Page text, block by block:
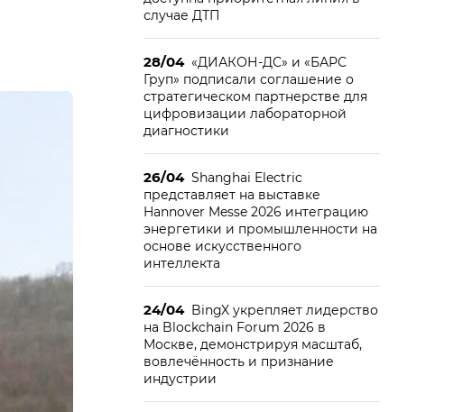
случае ДТП
28/04 «ДИАКОН-ДС» и «БАРС
Груп» подписали соглашение о
стратегическом партнерстве для
цифровизации лабораторной
диагностики
26/04 Shanghai Electric
представляет на выставке
Hannover Messe 2026 интеграцию
энергетики и промышленности на
основе искусственного
интеллекта
24/04 BingX укрепляет лидерство
на Blockchain Forum 2026 в
Москве, демонстрируя масштаб,
вовлечённость и признание
индустрии